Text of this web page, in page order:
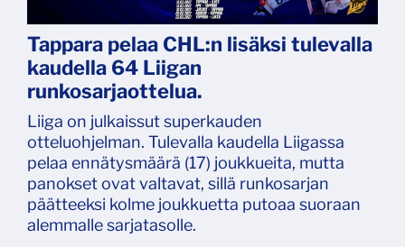
Tappara pelaa CHL:n lisäksi tulevalla
kaudella 64 Liigan
runkosarjaottelua.
Liiga on julkaissut superkauden
otteluohjelman. Tulevalla kaudella Liigassa
pelaa ennätysmäärä (17) joukkueita, mutta
panokset ovat valtavat, sillä runkosarjan
päätteeksi kolme joukkuetta putoaa suoraan
alemmalle sarjatasolle.